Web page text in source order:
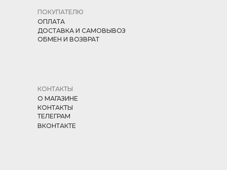
КОНТАКТЫ
О МАГАЗИНЕ
КОНТАКТЫ
ТЕЛЕГРАМ
ВКОНТАКТЕ
ПОКУПАТЕЛЮ
ОПЛАТА
ДОСТАВКА И САМОВЫВОЗ
ОБМЕН И ВОЗВРАТ